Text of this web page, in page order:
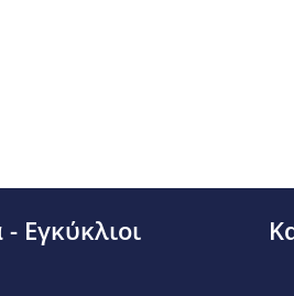
Εγκύκλιοι